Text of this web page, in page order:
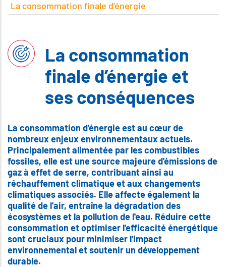
La consommation finale d’énergie
La consommation
finale d’énergie et
ses conséquences
La consommation d'énergie est au cœur de
nombreux enjeux environnementaux actuels.
Principalement alimentée par les combustibles
fossiles, elle est une source majeure d'émissions de
gaz à effet de serre, contribuant ainsi au
réchauffement climatique et aux changements
climatiques associés. Elle affecte également la
qualité de l'air, entraîne la dégradation des
écosystèmes et la pollution de l'eau. Réduire cette
consommation et optimiser l'efficacité énergétique
sont cruciaux pour minimiser l'impact
environnemental et soutenir un développement
durable.